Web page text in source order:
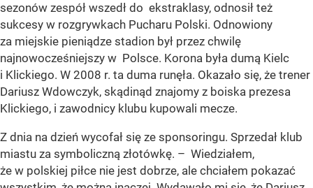
sezonów zespół wszedł do ekstraklasy, odnosił też
sukcesy w rozgrywkach Pucharu Polski. Odnowiony
za miejskie pieniądze stadion był przez chwilę
najnowocześniejszy w Polsce. Korona była dumą Kielc
i Klickiego. W 2008 r. ta duma runęła. Okazało się, że trener
Dariusz Wdowczyk, skądinąd znajomy z boiska prezesa
Klickiego, i zawodnicy klubu kupowali mecze.
Z dnia na dzień wycofał się ze sponsoringu. Sprzedał klub
miastu za symboliczną złotówkę. – Wiedziałem,
że w polskiej piłce nie jest dobrze, ale chciałem pokazać